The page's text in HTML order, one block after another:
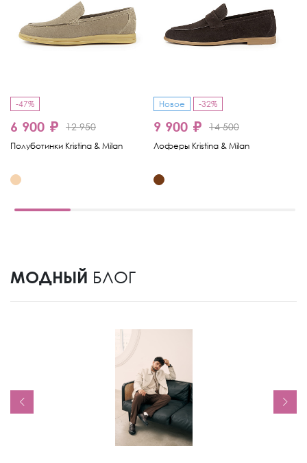
-47%
6 900 ₽ 12 950
Полуботинки Kristina & Milan
Новое -32%
9 900 ₽ 14 500
Лоферы Kristina & Milan
МОДНЫЙ БЛОГ